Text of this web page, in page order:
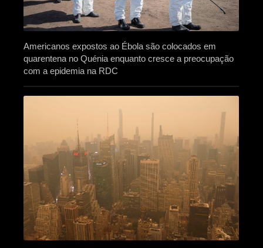
Americanos expostos ao Ébola são colocados em
quarentena no Quénia enquanto cresce a preocupação
com a epidemia na RDC